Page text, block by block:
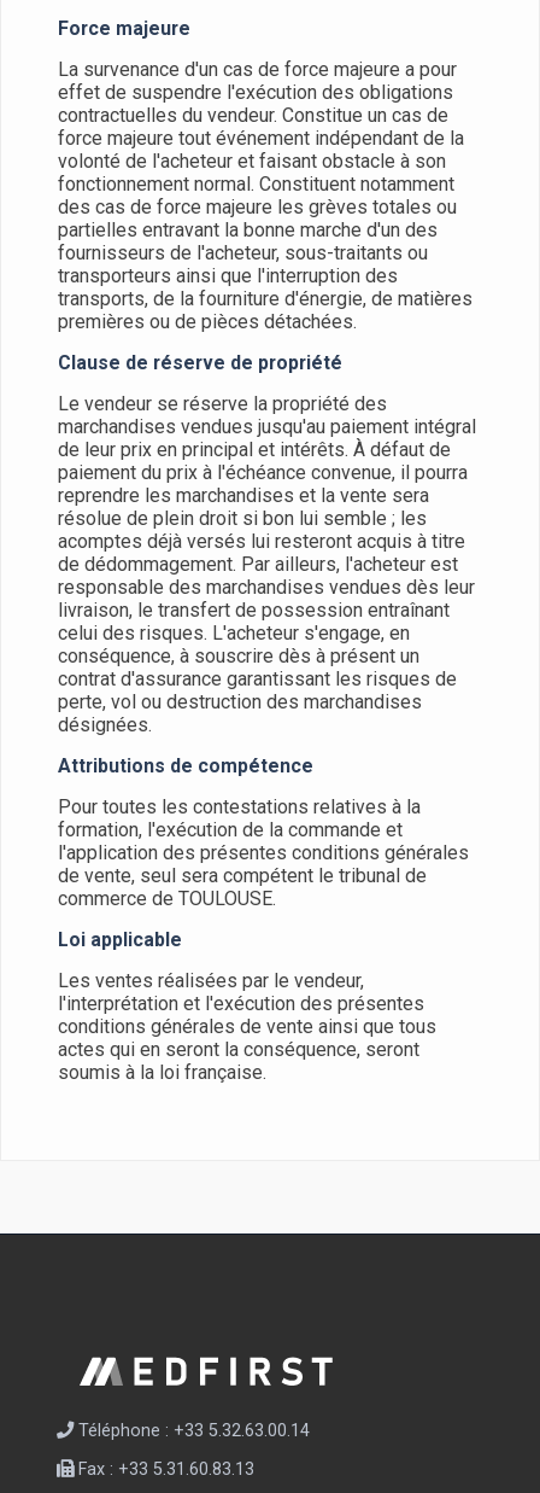
Force majeure
La survenance d'un cas de force majeure a pour
effet de suspendre l'exécution des obligations
contractuelles du vendeur. Constitue un cas de
force majeure tout événement indépendant de la
volonté de l'acheteur et faisant obstacle à son
fonctionnement normal. Constituent notamment
des cas de force majeure les grèves totales ou
partielles entravant la bonne marche d'un des
fournisseurs de l'acheteur, sous-traitants ou
transporteurs ainsi que l'interruption des
transports, de la fourniture d'énergie, de matières
premières ou de pièces détachées.
Clause de réserve de propriété
Le vendeur se réserve la propriété des
marchandises vendues jusqu'au paiement intégral
de leur prix en principal et intérêts. À défaut de
paiement du prix à l'échéance convenue, il pourra
reprendre les marchandises et la vente sera
résolue de plein droit si bon lui semble ; les
acomptes déjà versés lui resteront acquis à titre
de dédommagement. Par ailleurs, l'acheteur est
responsable des marchandises vendues dès leur
livraison, le transfert de possession entraînant
celui des risques. L'acheteur s'engage, en
conséquence, à souscrire dès à présent un
contrat d'assurance garantissant les risques de
perte, vol ou destruction des marchandises
désignées.
Attributions de compétence
Pour toutes les contestations relatives à la
formation, l'exécution de la commande et
l'application des présentes conditions générales
de vente, seul sera compétent le tribunal de
commerce de TOULOUSE.
Loi applicable
Les ventes réalisées par le vendeur,
l'interprétation et l'exécution des présentes
conditions générales de vente ainsi que tous
actes qui en seront la conséquence, seront
soumis à la loi française.
Téléphone : +33 5.32.63.00.14
Fax : +33 5.31.60.83.13